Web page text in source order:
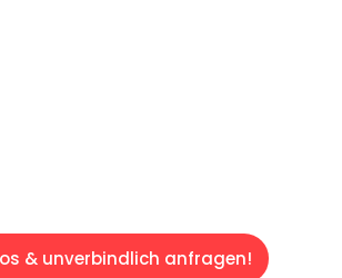
& unverbindlich anfragen!